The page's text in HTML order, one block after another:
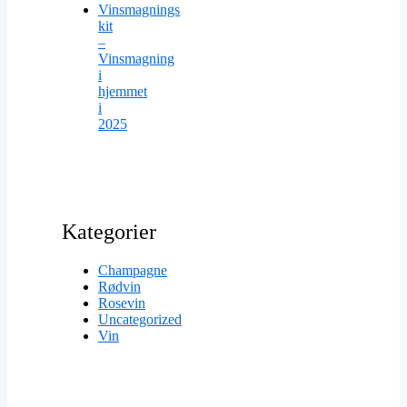
Vinsmagnings
kit
–
Vinsmagning
i
hjemmet
i
2025
Kategorier
Champagne
Rødvin
Rosevin
Uncategorized
Vin